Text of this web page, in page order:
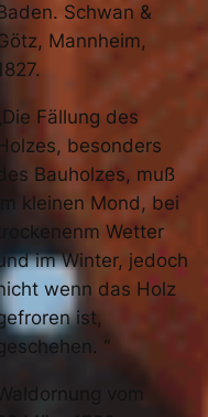
Schwan &
Mannheim,
„Die Fällung des
Holzes, besonders
des Bauholzes, muß
im kleinen Mond, bei
trockenenm Wetter
und im Winter, jedoch
wenn das Holz
ist,
“
Waldornung vom